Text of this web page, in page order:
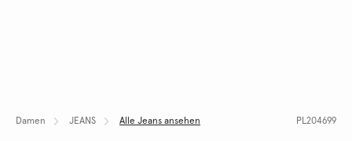
Damen JEANS Alle Jeans ansehen PL204699